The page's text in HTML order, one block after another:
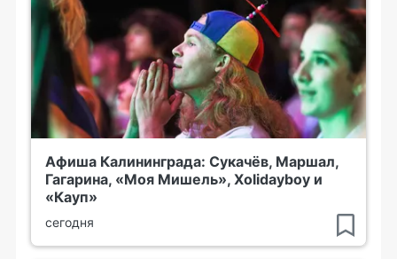
Афиша Калининграда: Сукачёв, Маршал,
Гагарина, «Моя Мишель», Xolidayboy и
«Кауп»
сегодня